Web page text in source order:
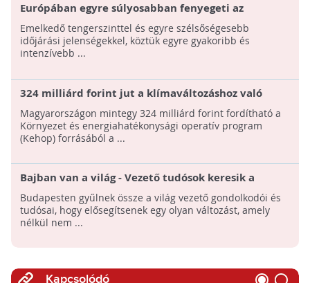
Európában egyre súlyosabban fenyegeti az
ökoszisztémákat, az emberi egészséget és a
gazdaságot az éghajlatváltozás
Emelkedő tengerszinttel és egyre szélsőségesebb
időjárási jelenségekkel, köztük egyre gyakoribb és
intenzívebb ...
324 milliárd forint jut a klímaváltozáshoz való
alkalmazkodásra
Magyarországon mintegy 324 milliárd forint fordítható a
Környezet és energiahatékonysági operatív program
(Kehop) forrásából a ...
Bajban van a világ - Vezető tudósok keresik a
megoldást a Föld problémáira Budapesten
Budapesten gyűlnek össze a világ vezető gondolkodói és
tudósai, hogy elősegítsenek egy olyan változást, amely
nélkül nem ...
Kapcsolódó